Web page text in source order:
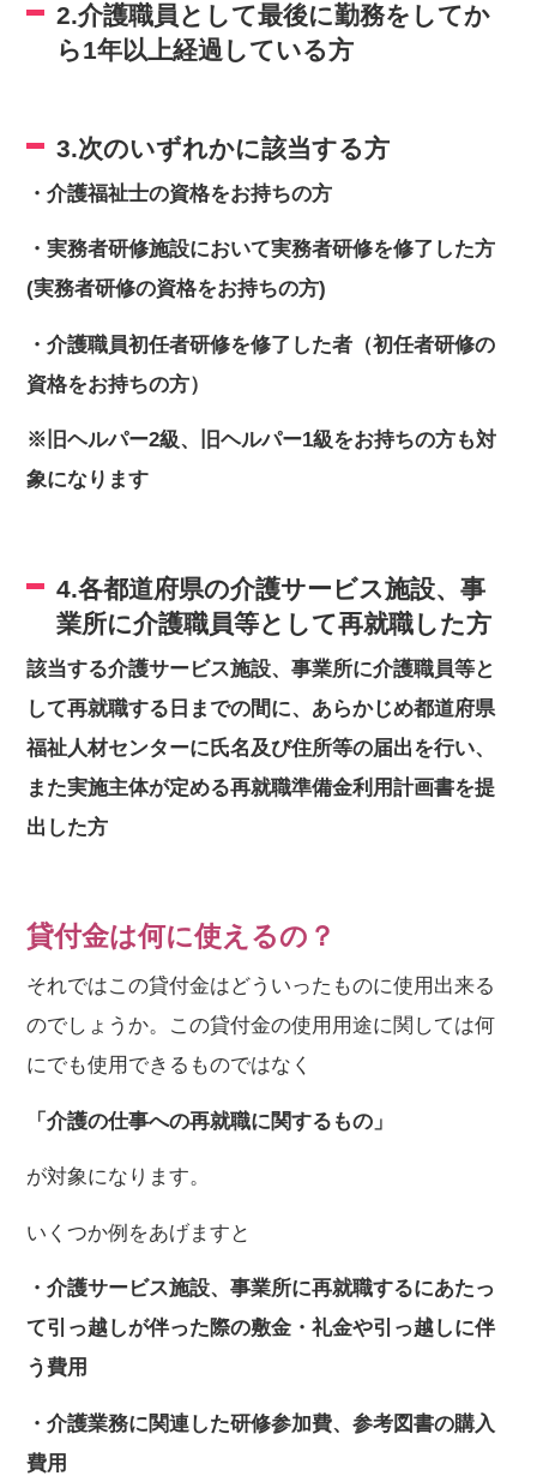
2.介護職員として最後に勤務をしてか
ら1年以上経過している方
3.次のいずれかに該当する方
・介護福祉士の資格をお持ちの方
・実務者研修施設において実務者研修を修了した方
(実務者研修の資格をお持ちの方)
・介護職員初任者研修を修了した者（初任者研修の
資格をお持ちの方）
※旧ヘルパー2級、旧ヘルパー1級をお持ちの方も対
象になります
4.各都道府県の介護サービス施設、事
業所に介護職員等として再就職した方
該当する介護サービス施設、事業所に介護職員等と
して再就職する日までの間に、あらかじめ都道府県
福祉人材センターに氏名及び住所等の届出を行い、
また実施主体が定める再就職準備金利用計画書を提
出した方
貸付金は何に使えるの？
それではこの貸付金はどういったものに使用出来る
のでしょうか。この貸付金の使用用途に関しては何
にでも使用できるものではなく
「介護の仕事への再就職に関するもの」
が対象になります。
いくつか例をあげますと
・介護サービス施設、事業所に再就職するにあたっ
て引っ越しが伴った際の敷金・礼金や引っ越しに伴
う費用
・介護業務に関連した研修参加費、参考図書の購入
費用